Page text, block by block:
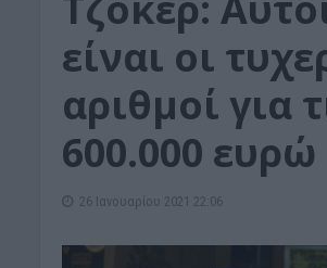
είναι οι
αριθμοί για
600.000 ευρώ
26 Ιανουαρίου 2021 22:06